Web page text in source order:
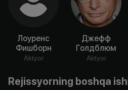
Лоуренс
Фишборн
Aktyor
Джефф
Голдблюм
Aktyor
Rejissyorning boshqa